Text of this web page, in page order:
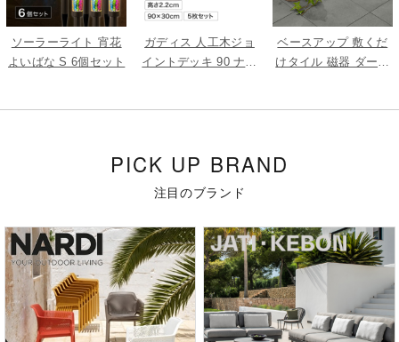
ソーラーライト 宵花
よいばな S 6個セット
ガディス 人工木ジョ
イントデッキ 90 ナチ
ベースアップ 敷くだ
けタイル 磁器 ダーク
PICK UP BRAND
注目のブランド